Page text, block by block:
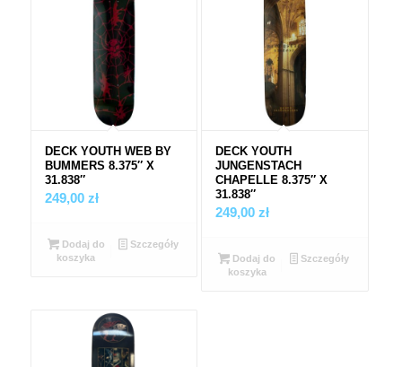
DECK YOUTH WEB BY
BUMMERS 8.375″ X
31.838″
249,00 zł
Dodaj do
koszyka
Szczegóły
DECK YOUTH
JUNGENSTACH
CHAPELLE 8.375″ X
31.838″
249,00 zł
Dodaj do
koszyka
Szczegóły